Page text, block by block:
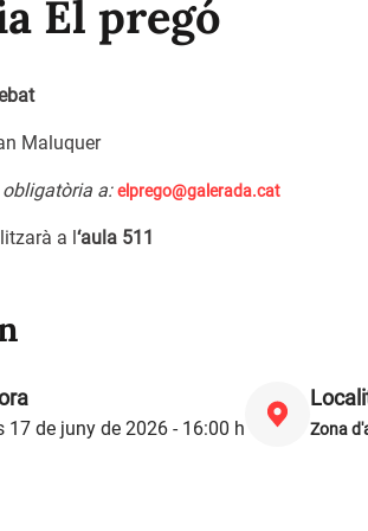
El pregó
Maluquer
a:elprego@galerada.cat
a l‘aula 511
17 de juny de 2026 - 16:00 h Zona